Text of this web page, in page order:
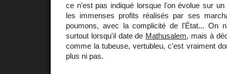
ce n'est pas indiqué lorsque l'on évolue sur
les immenses profits réalisés par ses
poumons, avec la complicité de l'État... On
surtout lorsqu'il date de Mathusalem, mais à
comme la tubeuse, vertubleu, c'est vraiment
plus ni pas.